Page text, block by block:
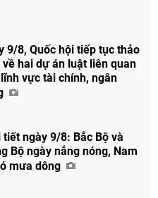
9/8, Quốc hội tiếp tục thảo
về hai dự án luật liên quan
vực tài chính, ngân
tiết ngày 9/8: Bắc Bộ và
Bộ ngày nắng nóng, Nam
mưa dông